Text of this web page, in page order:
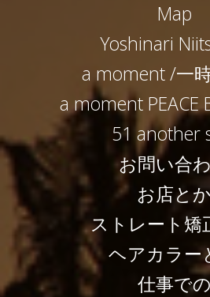
Map
Yoshinari
a moment /一
a moment PEACE
51 another
お問い合
お店と
ストレート矯
ヘアカラー
仕事での